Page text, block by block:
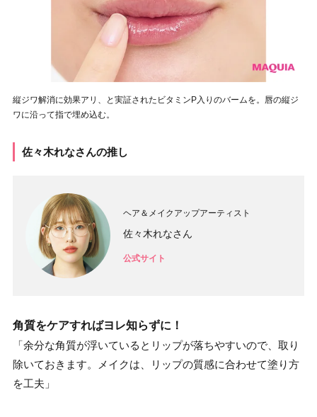
縦ジワ解消に効果アリ、と実証されたビタミンP入りのバームを。唇の縦ジ
ワに沿って指で埋め込む。
佐々木れなさんの推し
ヘア＆メイクアップアーティスト
佐々木れなさん
公式サイト
角質をケアすればヨレ知らずに！
「余分な角質が浮いているとリップが落ちやすいので、取り
除いておきます。メイクは、リップの質感に合わせて塗り方
を工夫」